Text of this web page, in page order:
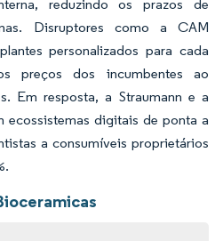
reduzindo os prazos de
Disruptores como a CAM
personalizados para cada
preços dos incumbentes ao
Em resposta, a Straumann e a
ecossistemas digitais de ponta a
a consumíveis proprietários